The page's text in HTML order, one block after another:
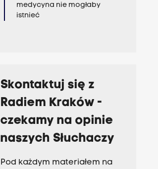
medycyna nie mogłaby
istnieć
Skontaktuj się z
Radiem Kraków -
czekamy na opinie
naszych Słuchaczy
Pod każdym materiałem na